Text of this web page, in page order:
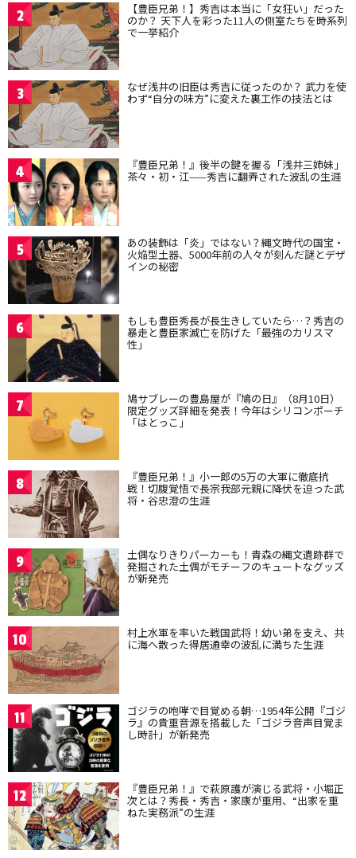
2 【豊臣兄弟！】秀吉は本当に「女狂い」だった
のか？ 天下人を彩った11人の側室たちを時系列
で一挙紹介
3 なぜ浅井の旧臣は秀吉に従ったのか？ 武力を使
わず“自分の味方”に変えた裏工作の技法とは
4 『豊臣兄弟！』後半の鍵を握る「浅井三姉妹」
茶々・初・江——秀吉に翻弄された波乱の生涯
5 あの装飾は「炎」ではない？縄文時代の国宝・
火焔型土器、5000年前の人々が刻んだ謎とデザ
インの秘密
6 もしも豊臣秀長が長生きしていたら…？秀吉の
暴走と豊臣家滅亡を防げた「最強のカリスマ
性」
7 鳩サブレーの豊島屋が『鳩の日』（8月10日）
限定グッズ詳細を発表！今年はシリコンポーチ
「はとっこ」
8 『豊臣兄弟！』小一郎の5万の大軍に徹底抗
戦！切腹覚悟で長宗我部元親に降伏を迫った武
将・谷忠澄の生涯
9 土偶なりきりパーカーも！青森の縄文遺跡群で
発掘された土偶がモチーフのキュートなグッズ
が新発売
10 村上水軍を率いた戦国武将！幼い弟を支え、共
に海へ散った得居通幸の波乱に満ちた生涯
11 ゴジラの咆哮で目覚める朝…1954年公開『ゴジ
ラ』の貴重音源を搭載した「ゴジラ音声目覚ま
し時計」が新発売
12 『豊臣兄弟！』で萩原護が演じる武将・小堀正
次とは？秀長・秀吉・家康が重用、“出家を重
ねた実務派”の生涯